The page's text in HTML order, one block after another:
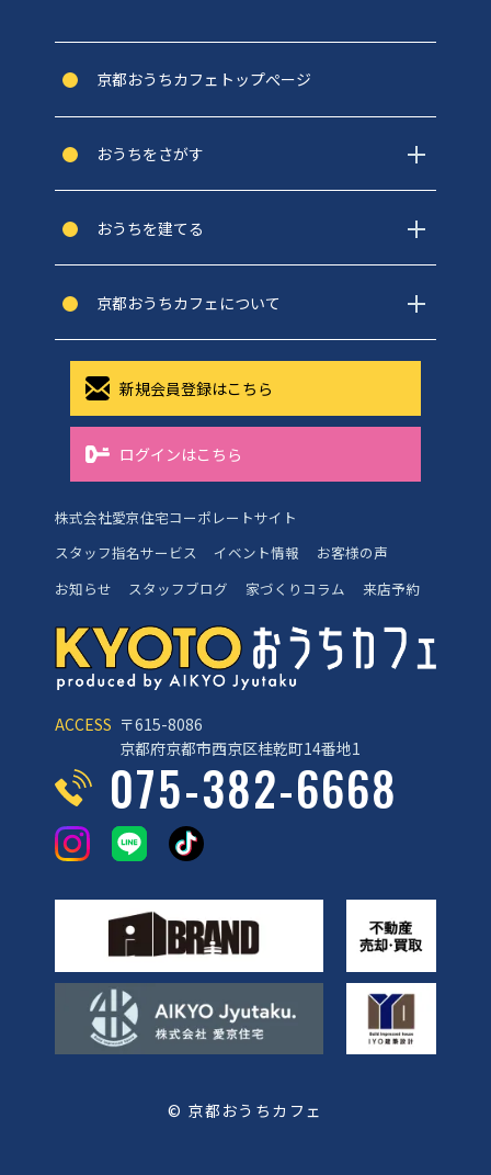
ACCESS 〒615-8086
京都府京都市西京区桂乾町14番地1
075-382-6668
© 京都おうちカフェ
京都おうちカフェトップぺージ
おうちをさがす
おうちを建てる
京都おうちカフェについて
新規会員登録はこちら
ログインはこちら
株式会社愛京住宅コーポレートサイト
スタッフ指名サービス
イベント情報
お客様の声
お知らせ
スタッフブログ 家づくりコラム 来店予約